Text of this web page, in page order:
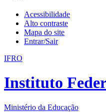
Acessibilidade
Alto contraste
Mapa do site
Entrar/Sair
IFRO
Instituto
Ministério da Educação